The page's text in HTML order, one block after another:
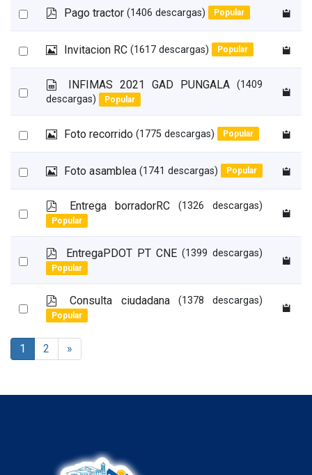
Select
an
item
pPago tractor (1406 descargas) Popular
Select
an
item
e
n
Invitacion RC (1617 descargas) Popular
Select
item
s
p
a
d
s
t
INFIMAS 2021 GAD PUNGALA (1409
descargas)
Popular
Select
an
item
g
e
Foto recorrido (1775 descargas) Popular
Select
an
item
g
e
n
Foto asamblea (1741 descargas) Popular
Select
p
d
f
Entrega borradorRC (1326 descargas)
Popular
Select
p
d
f
EntregaPDOT PT CNE (1399 descargas)
Popular
Select
item
p
d
f
Consulta ciudadana (1378 descargas)
Popular
1 2 »